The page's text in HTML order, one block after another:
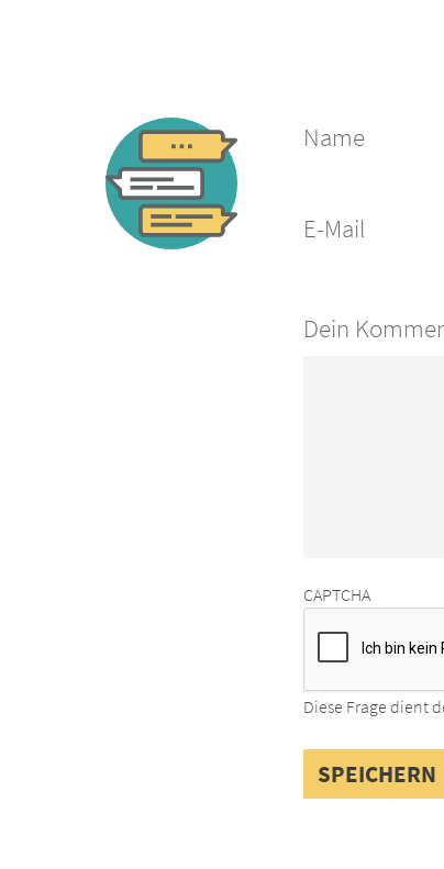
Name
E-Mail
Dein
CAPTCHA
Diese Frage dient